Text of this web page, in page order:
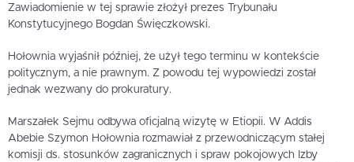
Zawiadomienie w tej sprawie złożył prezes Trybunału
Konstytucyjnego Bogdan Święczkowski.
Hołownia wyjaśnił później, że użył tego terminu w kontekście
politycznym, a nie prawnym. Z powodu tej wypowiedzi został
jednak wezwany do prokuratury.
Marszałek Sejmu odbywa oficjalną wizytę w Etiopii. W Addis
Abebie Szymon Hołownia rozmawiał z przewodniczącym stałej
komisji ds. stosunków zagranicznych i spraw pokojowych Izby